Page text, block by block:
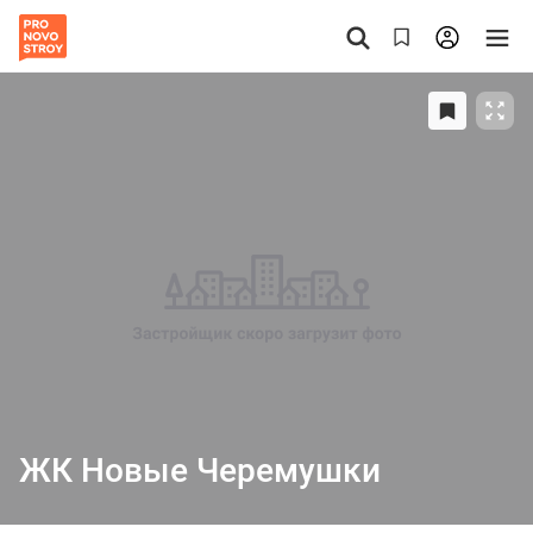
ЖК Новые Черемушки